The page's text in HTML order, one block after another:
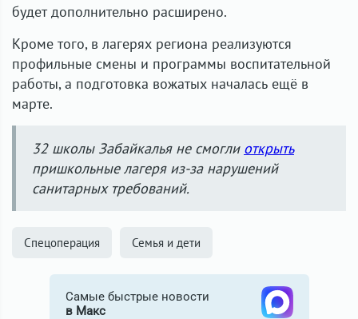
будет дополнительно расширено.
Кроме того, в лагерях региона реализуются
профильные смены и программы воспитательной
работы, а подготовка вожатых началась ещё в
марте.
32 школы Забайкалья не смогли открыть
пришкольные лагеря из-за нарушений
санитарных требований.
Спецоперация Семья и дети
Самые быстрые новости
в Макс